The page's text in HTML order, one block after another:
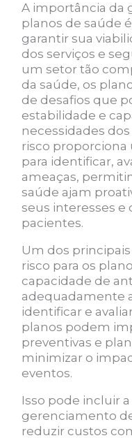
A importância da
planos de saúde
garantir sua
dos serviços e
um setor tão
da saúde, os
de desafios que
estabilidade e
necessidades
risco
para identificar,
ameaças,
saúde ajam
seus interesses e
pacientes.
Um dos
risco para os
capacidade de
adequadamente
identificar e
planos podem
preventivas e
minimizar o
eventos.
Isso pode incluir
gerenciamento
reduzir custos